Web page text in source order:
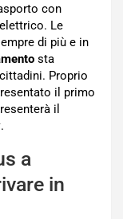
con
Le
di più e in
sta
Proprio
il primo
il
.
a
in